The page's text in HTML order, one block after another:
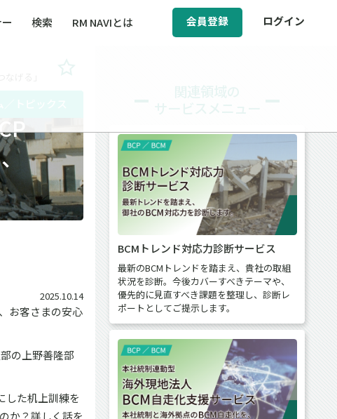
検索 RM NAVIとは 会員登録 ログイン
／BCM（事業継続マネジメント）
化醸成／労働安全衛生
理
2025.10.14
お客さまの安心
の上野善隆部
した机上訓練を
か？詳しく話を
BCMトレンド対応力診断サービス
最新のBCMトレンドを踏まえ、貴社の取組
状況を診断。今後カバーすべきテーマや、
優先的に見直すべき課題を整理し、診断レ
ポートとしてご提示します。